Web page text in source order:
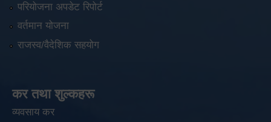
परियोजना अपडेट रिपोर्ट
वर्तमान योजना
राजस्व/वैदेशिक सहयोग
कर तथा शुल्कहरू
व्यवसाय कर